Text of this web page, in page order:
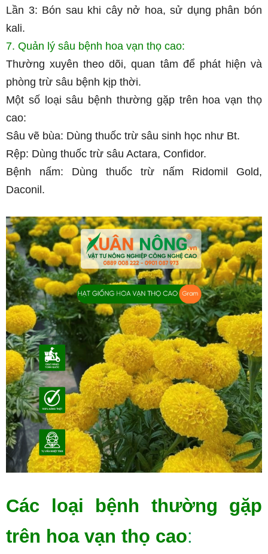
Lần 3: Bón sau khi cây nở hoa, sử dụng phân bón
kali.
7. Quản lý sâu bệnh hoa vạn thọ cao:
Thường xuyên theo dõi, quan tâm để phát hiện và
phòng trừ sâu bệnh kịp thời.
Một số loại sâu bệnh thường gặp trên hoa vạn thọ
cao:
Sâu vẽ bùa: Dùng thuốc trừ sâu sinh học như Bt.
Rệp: Dùng thuốc trừ sâu Actara, Confidor.
Bệnh nấm: Dùng thuốc trừ nấm Ridomil Gold,
Daconil.
Các loại bệnh thường gặp
trên hoa vạn thọ cao: